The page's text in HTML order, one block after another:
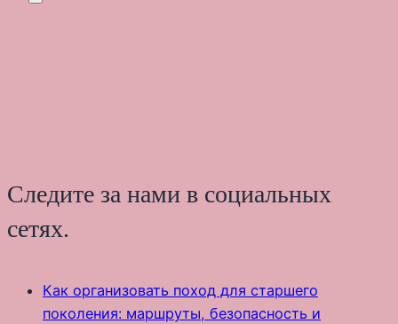
Следите за нами в социальных
сетях.
Как организовать поход для старшего
поколения: маршруты, безопасность и